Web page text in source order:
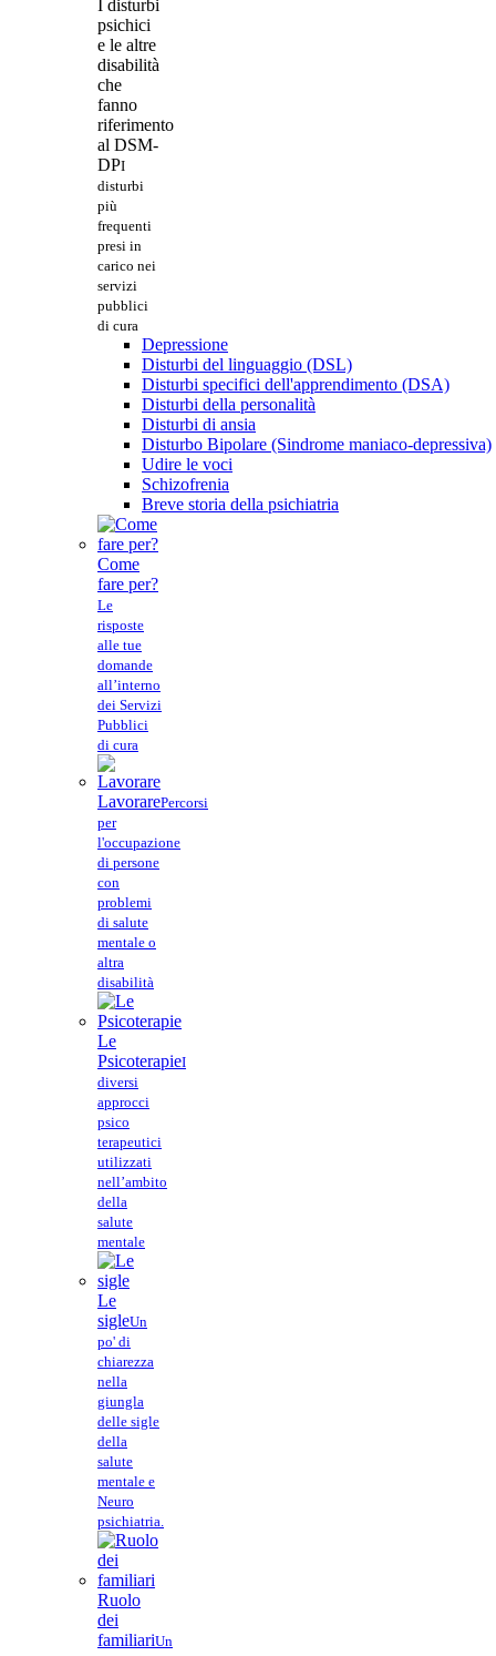
I disturbi
psichici
e le altre
disabilità
che
fanno
riferimento
al DSM-
DPI
disturbi
più
frequenti
presi in
carico nei
servizi
pubblici
di cura
Depressione
Disturbi del linguaggio (DSL)
Disturbi specifici dell'apprendimento (DSA)
Disturbi della personalità
Disturbi di ansia
Disturbo Bipolare (Sindrome maniaco-depressiva)
Udire le voci
Schizofrenia
Breve storia della psichiatria
Come
fare per?
Le
risposte
alle tue
domande
all’interno
dei Servizi
Pubblici
di cura
LavorarePercorsi
per
l'occupazione
di persone
con
problemi
di salute
mentale o
altra
disabilità
Le
PsicoterapieI
diversi
approcci
psico
terapeutici
utilizzati
nell’ambito
della
salute
mentale
Le
sigleUn
po' di
chiarezza
nella
giungla
delle sigle
della
salute
mentale e
Neuro
psichiatria.
Ruolo
dei
familiariUn